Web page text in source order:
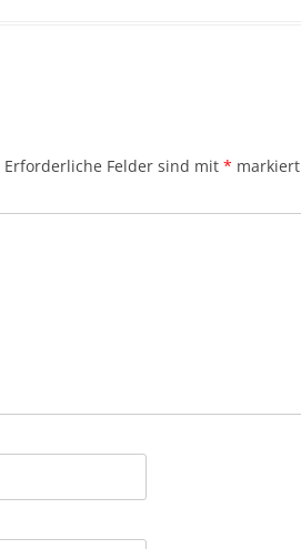
Erforderliche Felder sind mit * markiert